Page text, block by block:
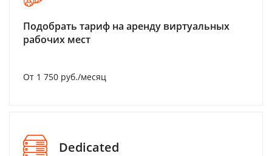
Подобрать тариф на аренду виртуальных
рабочих мест
От 1 750 руб./месяц
Dedicated